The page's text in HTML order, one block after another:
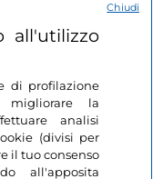
all'utilizzo
di profilazione
migliorare la
analisi
(divisi per
il tuo consenso
all'apposita
Chiudi